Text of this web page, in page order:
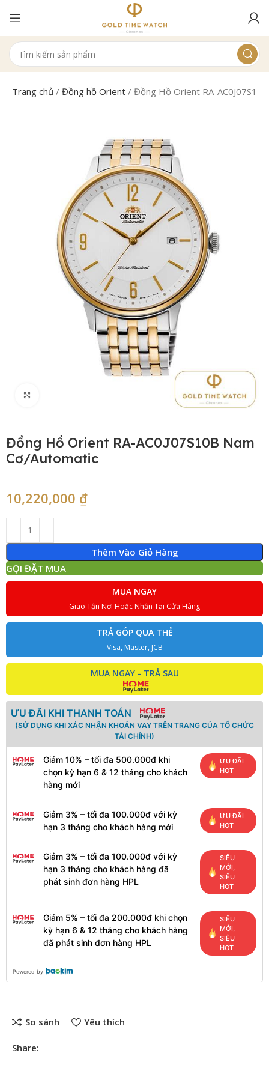
Trang chủ /Đồng hồ Orient /Đồng Hồ Orient RA-
Đồng Hồ Orient RA-AC0J07S10B Nam
Cơ/Automatic
10,220,000 ₫
Thêm Vào Giỏ Hàng
GỌI ĐẶT MUA
MUA NGAY
Giao Tận Nơi Hoặc Nhận Tại Cửa Hàng
TRẢ GÓP QUA THẺ
Visa, Master, JCB
MUA NGAY - TRẢ SAU
ƯU ĐÃI KHI THANH TOÁN
(SỬ DỤNG KHI XÁC NHẬN KHOẢN VAY TRÊN TRANG CỦA TỔ CHỨC
TÀI CHÍNH)
Giảm 10% – tối đa 500.000đ khi
chọn kỳ hạn 6 & 12 tháng cho khách
hàng mới
ƯU ĐÃI
HOT
Giảm 3% – tối đa 100.000đ với kỳ
hạn 3 tháng cho khách hàng mới
ƯU ĐÃI
HOT
Giảm 3% – tối đa 100.000đ với kỳ
hạn 3 tháng cho khách hàng đã
phát sinh đơn hàng HPL
SIÊU
MỚI,
SIÊU
HOT
Giảm 5% – tối đa 200.000đ khi chọn
kỳ hạn 6 & 12 tháng cho khách hàng
đã phát sinh đơn hàng HPL
SIÊU
MỚI,
SIÊU
HOT
Powered by
So sánh Yêu thích
Share: